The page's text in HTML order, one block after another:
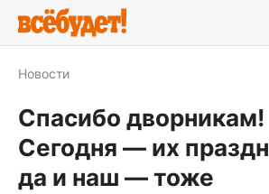
Новости
Спасибо дворникам!
Сегодня — их
да и наш — тоже